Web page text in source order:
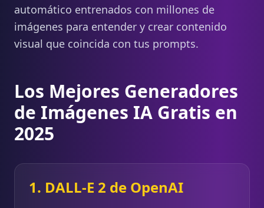
automático entrenados con millones de
imágenes para entender y crear contenido
visual que coincida con tus prompts.
Los Mejores Generadores
de Imágenes IA Gratis en
2025
1. DALL-E 2 de OpenAI